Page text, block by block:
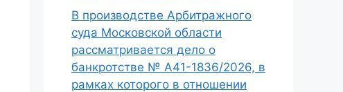
В производстве Арбитражного
суда Московской области
рассматривается дело о
банкротстве № А41-1836/2026, в
рамках которого в отношении